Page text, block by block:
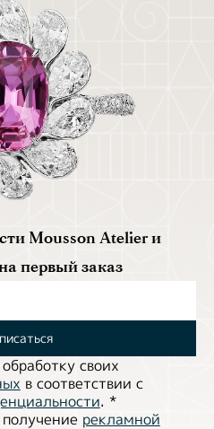
Mousson Atelier и
первый заказ
своих
в соответствии с
. *
рекламной